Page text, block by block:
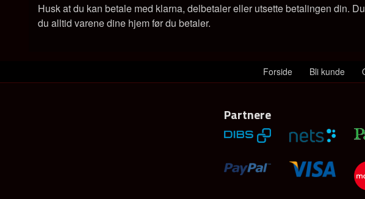
Husk at du kan betale med klarna, delbetaler eller utsette betalingen din.
du alltid varene dine hjem før du betaler.
Forside Bli kunde
Partnere